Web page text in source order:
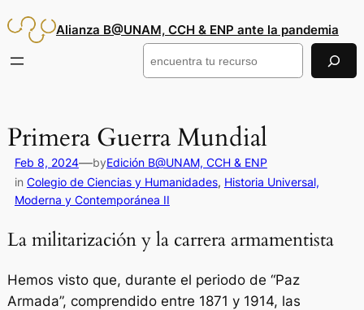
al
Alianza B@UNAM, CCH & ENP ante la pandemia
Buscar
Primera Guerra Mundial
Feb 8, 2024—byEdición B@UNAM, CCH & ENP
in Colegio de Ciencias y Humanidades, Historia Universal,
Moderna y Contemporánea II
La militarización y la carrera armamentista
Hemos visto que, durante el periodo de “Paz
Armada”, comprendido entre 1871 y 1914, las